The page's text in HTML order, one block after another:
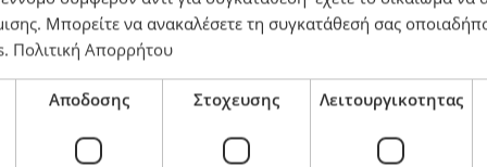
Πατριαρχείο, είχε συλληφθεί γιατί έδειχνε τα
. Μπορείτε να ανακαλέσετε τη συγκατάθεσή σας
. Πολιτική Απορρήτου
Αποδοσης Στοχευσης Λειτουργικοτητας